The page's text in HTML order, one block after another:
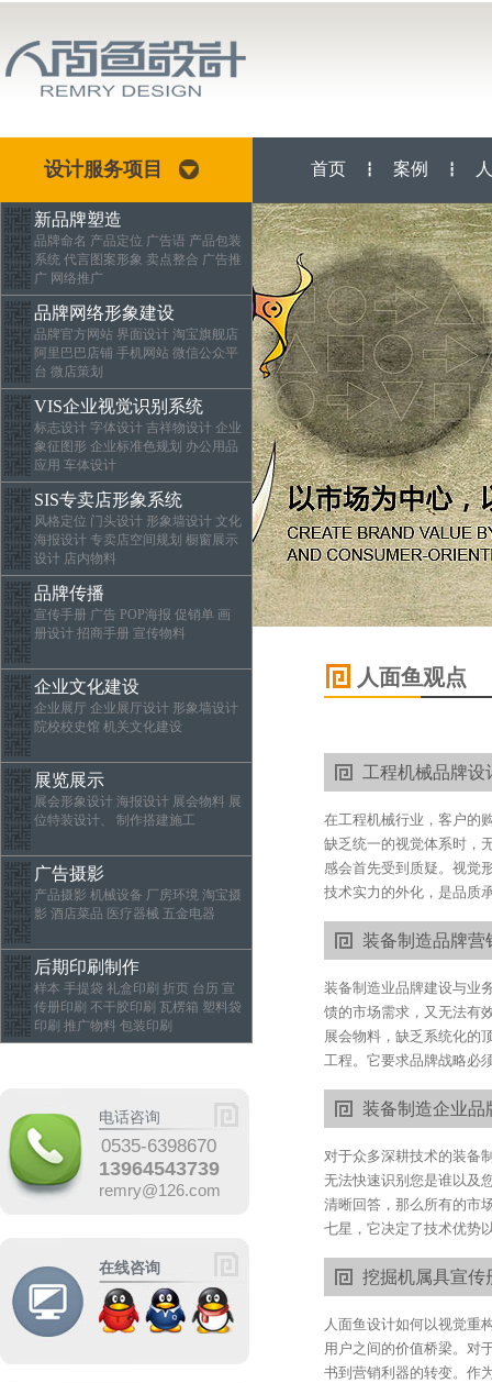
设计服务项目
新品牌塑造
品牌命名 产品定位 广告语 产品包装
系统 代言图案形象 卖点整合 广告推
广 网络推广
品牌网络形象建设
品牌官方网站 界面设计 淘宝旗舰店
阿里巴巴店铺 手机网站 微信公众平
台 微店策划
VIS企业视觉识别系统
标志设计 字体设计 吉祥物设计 企业
象征图形 企业标准色规划 办公用品
应用 车体设计
SIS专卖店形象系统
风格定位 门头设计 形象墙设计 文化
海报设计 专卖店空间规划 橱窗展示
设计 店内物料
品牌传播
宣传手册 广告 POP海报 促销单 画
册设计 招商手册 宣传物料
企业文化建设
企业展厅 企业展厅设计 形象墙设计
院校校史馆 机关文化建设
展览展示
展会形象设计 海报设计 展会物料 展
位特装设计、 制作搭建施工
广告摄影
产品摄影 机械设备 厂房环境 淘宝摄
影 酒店菜品 医疗器械 五金电器
后期印刷制作
样本 手提袋 礼盒印刷 折页 台历 宣
传册印刷 不干胶印刷 瓦楞箱 塑料袋
印刷 推广物料 包装印刷
首页 ┇ 案例 ┇
电话咨询
0535-6398670
13964543739
remry@126.com
在线咨询
人面鱼观点
工程机械品牌设
在工程机械行业，客户的
缺乏统一的视觉体系时，
感会首先受到质疑。视觉
技术实力的外化，是品质
装备制造品牌营
装备制造业品牌建设与业
馈的市场需求，又无法有
展会物料，缺乏系统化的
工程。它要求品牌战略必
装备制造企业品
对于众多深耕技术的装备
无法快速识别您是谁以及
清晰回答，那么所有的市
七星，它决定了技术优势
挖掘机属具宣传
人面鱼设计如何以视觉重
用户之间的价值桥梁。对
书到营销利器的转变。作